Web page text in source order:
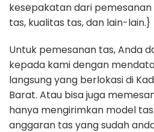
kesepakatan dari
tas, kualitas tas, dan lain-lain.}
Untuk pemesanan tas, Anda
kepada kami dengan
langsung yang berlokasi di
Barat. Atau bisa juga
hanya mengirimkan model
anggaran tas yang sudah